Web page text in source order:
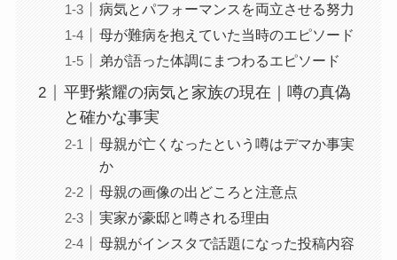
病気とパフォーマンスを両立させる努力
母が難病を抱えていた当時のエピソード
弟が語った体調にまつわるエピソード
平野紫耀の病気と家族の現在｜噂の真偽
と確かな事実
母親が亡くなったという噂はデマか事実
か
母親の画像の出どころと注意点
実家が豪邸と噂される理由
母親がインスタで話題になった投稿内容